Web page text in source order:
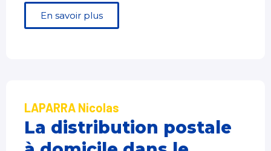
En savoir plus
LAPARRA Nicolas
La distribution postale